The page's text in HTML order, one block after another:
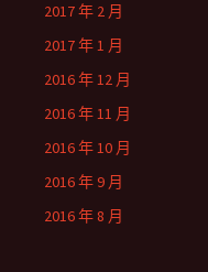
2017 年 2 月
2017 年 1 月
2016 年 12 月
2016 年 11 月
2016 年 10 月
2016 年 9 月
2016 年 8 月